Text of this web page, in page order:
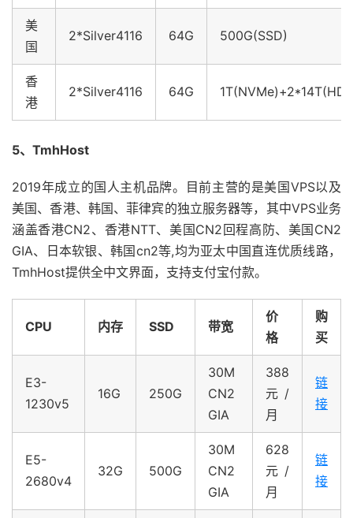
美
国
2*Silver4116 64G 500G(SSD)
香
港
2*Silver4116 64G
5、TmhHost
2019年成立的国人主机品牌。目前主营的是美国VPS以及
美国、香港、韩国、菲律宾的独立服务器等，其中VPS业务
涵盖香港CN2、香港NTT、美国CN2回程高防、美国CN2
GIA、日本软银、韩国cn2等,均为亚太中国直连优质线路，
TmhHost提供全中文界面，支持支付宝付款。
CPU 内存 SSD 带宽
价
格
购
买
E3-
1230v5
16G 250G
30M
CN2
GIA
388
元/
月
链
接
E5-
2680v4
32G 500G
30M
CN2
GIA
628
元/
月
链
接